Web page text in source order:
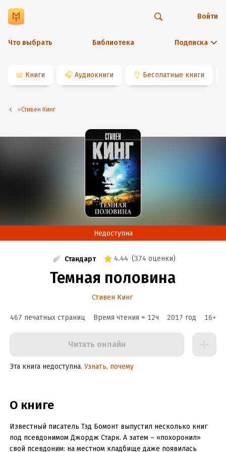
Что выбрать Библиотека Подписка
Войти
📖 Книги 🎧 Аудиокниги 👌 Бесплатные книги
⭐️Стивен Кинг
Недоступна
Стандарт 4.44 (374 оценки)
Темная половина
Стивен Кинг
467 печатных страниц Время чтения ≈ 12ч 2017 год 16+
Читать онлайн
Эта книга недоступна. Узнать, почему
О книге
Известный писатель Тэд Бомонт выпустил несколько книг
под псевдонимом Джордж Старк. А затем – «похоронил»
свой псевдоним: на местном кладбище даже появилась